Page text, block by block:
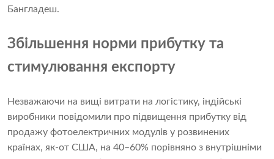
Бангладеш.
Збільшення норми прибутку та
стимулювання експорту
Незважаючи на вищі витрати на логістику, індійські
виробники повідомили про підвищення прибутку від
продажу фотоелектричних модулів у розвинених
країнах, як-от США, на 40–60% порівняно з внутрішніми